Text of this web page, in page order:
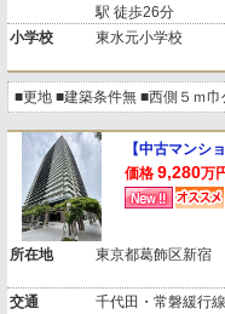
駅 徒歩26分
小学校 東水元小学校
■更地 ■建築条件無 ■西側５ｍ
【中古マンシ
価格 9,280万
所在地 東京都葛飾区新宿
交通
千代田・常磐緩行